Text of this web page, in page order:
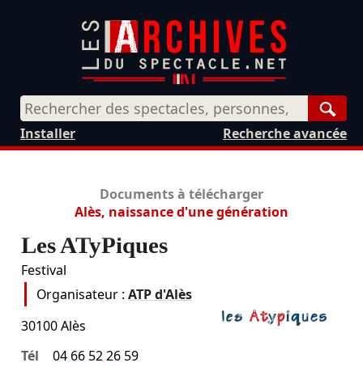
Recherche avancée
Installer
Documents à télécharger
Alès, naissance d'une génération
Les ATyPiques
Festival
Organisateur : ATP d'Alès
30100 Alès
Tél
04 66 52 26 59